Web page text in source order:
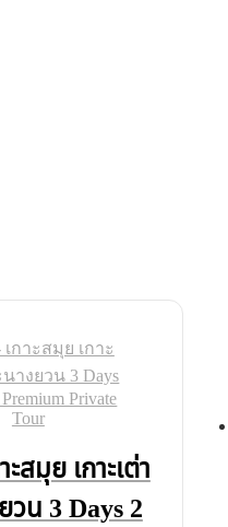
ะสมุย เกาะเต่า
วน 3 Days 2